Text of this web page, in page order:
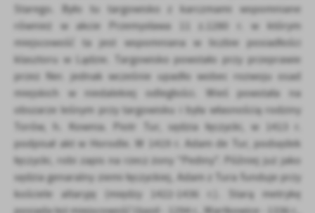
Starego. Było tu targowisko z karczmami wspomniane
również w akcie Przemysława 11 z.1280 r. w którym
miejscowość ta jest wspomniana w liczbie posiadłości
klasztoru w Lądzie. Targowisko powstało przy przeprawie
przez Ner. jednak wcześnie upadło wobec rozwoju osad
miejskich w niedalekiej odległości. Wieś powstała na
obszarze leśnym przy targowisku i była własnością rodziny
Torów, h. Kownia. Piotr Tur, sędzia łęczycki, w 1413 r.
podpisał akt w Horodle. W 1419 r. Adam de Tur, podsędek
łęczycki, robi zapis na rzecz żony "Pediny". Później już jako
sędzia genaralny ziemi łęczyckiej, Adam z Tura funduje przy
kościele altaryję (między 1422-1436 r.). Starą metrykę